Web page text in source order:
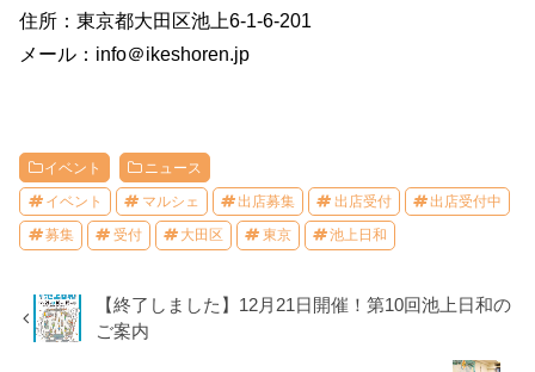
住所：東京都大田区池上6-1-6-201
メール：info＠ikeshoren.jp
イベント ニュース
イベント マルシェ 出店募集 出店受付 出店受付中
募集 受付 大田区 東京 池上日和
【終了しました】12月21日開催！第10回池上日和の
ご案内